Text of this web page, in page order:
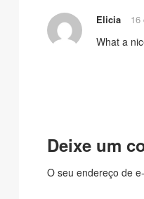
Elicia 16
What a
Deixe um
O seu endereço de